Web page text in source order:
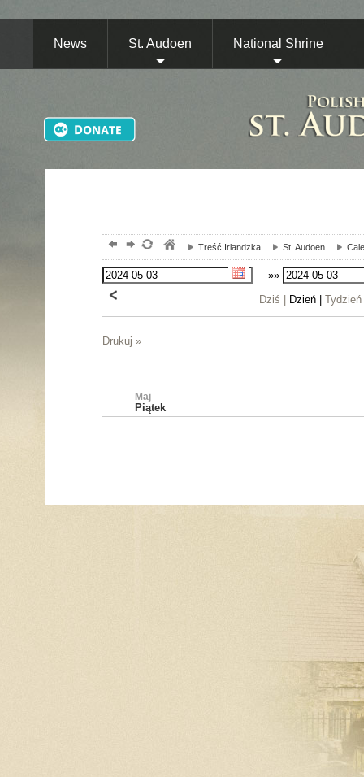
News St. Audoen National Shrine
Treść Irlandzka St. Audoen
»»
Dziś |
Dzień | Tydzień
Drukuj »
Maj
Piątek